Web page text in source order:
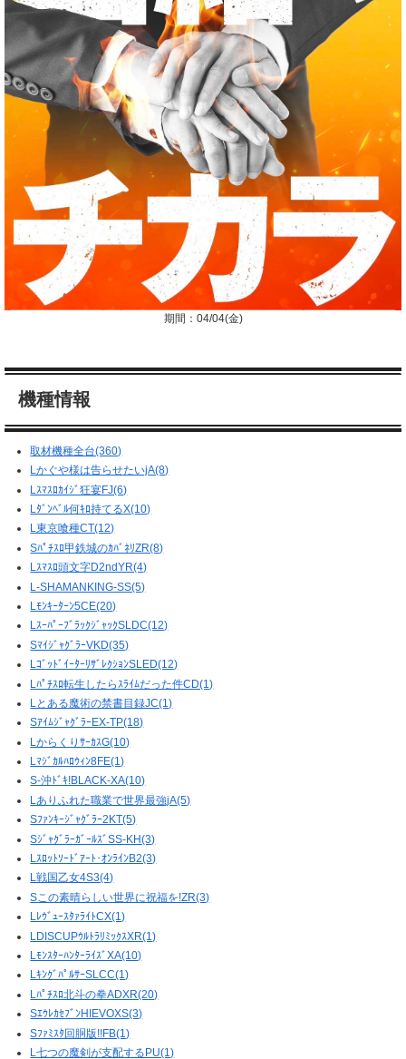
期間：04/04(金)
機種情報
取材機種全台(360)
Lかぐや様は告らせたいjA(8)
Lｽﾏｽﾛｶｲｼﾞ狂宴FJ(6)
Lﾀﾞﾝﾍﾞﾙ何ｷﾛ持てるX(10)
L東京喰種CT(12)
Sﾊﾟﾁｽﾛ甲鉄城のｶﾊﾞﾈﾘZR(8)
Lｽﾏｽﾛ頭文字D2ndYR(4)
L-SHAMANKING-SS(5)
Lﾓﾝｷｰﾀｰﾝ5CE(20)
LｽｰﾊﾟｰﾌﾞﾗｯｸｼﾞｬｯｸSLDC(12)
SﾏｲｼﾞｬｸﾞﾗｰVKD(35)
LｺﾞｯﾄﾞｲｰﾀｰﾘｻﾞﾚｸｼｮﾝSLED(12)
Lﾊﾟﾁｽﾛ転生したらｽﾗｲﾑだった件CD(1)
Lとある魔術の禁書目録JC(1)
SｱｲﾑｼﾞｬｸﾞﾗｰEX-TP(18)
LからくりｻｰｶｽG(10)
Lﾏｼﾞｶﾙﾊﾛｳｨﾝ8FE(1)
S-沖ﾄﾞｷ!BLACK-XA(10)
Lありふれた職業で世界最強jA(5)
Sﾌｧﾝｷｰｼﾞｬｸﾞﾗｰ2KT(5)
SｼﾞｬｸﾞﾗｰｶﾞｰﾙｽﾞSS-KH(3)
Lｽﾛｯﾄｿｰﾄﾞｱｰﾄ･ｵﾝﾗｲﾝB2(3)
L戦国乙女4S3(4)
Sこの素晴らしい世界に祝福を!ZR(3)
LﾚｳﾞｭｰｽﾀｧﾗｲﾄCX(1)
LDISCUPｳﾙﾄﾗﾘﾐｯｸｽXR(1)
LﾓﾝｽﾀｰﾊﾝﾀｰﾗｲｽﾞXA(10)
LｷﾝｸﾞﾊﾟﾙｻｰSLCC(1)
Lﾊﾟﾁｽﾛ北斗の拳ADXR(20)
SｴｳﾚｶｾﾌﾞﾝHIEVOXS(3)
Sﾌｧﾐｽﾀ回胴版!!FB(1)
L七つの魔剣が支配するPU(1)